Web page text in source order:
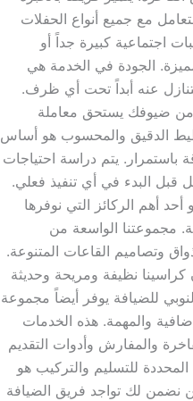
مع جميع أنواع الحفلات
اجتماعية كبيرة جداً أو
الجودة في الخدمة هي
عنه أبداً تحت أي ظرف.
ضيوفك يستحق معاملة
الدقيق والمحسوب هو أساس
باستمرار. يتم دراسة احتياجات
قبل البدء في أي تنفيذ فعلي.
أهم الركائز التي نوفرها
مجموعتنا الواسعة من
وتصاميم القاعات المتنوعة.
نظيفة ومريحة وحديثة
للضيافة يوفر أيضاً مجموعة
والمهمة. هذه الخدمات
والمفارش وأدوات التقديم
المحددة للتسليم والتركيب هو
نضمن لك تواجد فريق الضيافة